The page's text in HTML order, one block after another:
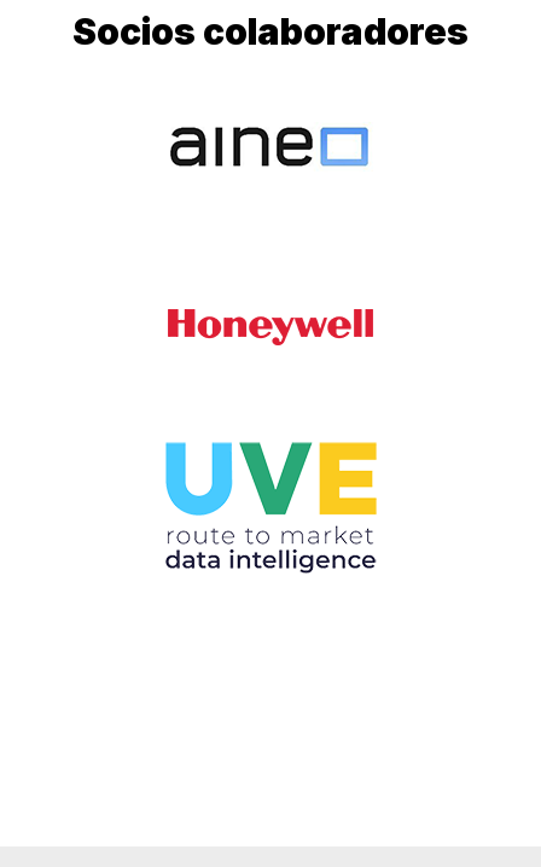
Socios colaboradores